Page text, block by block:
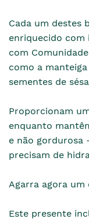
Cada um destes
enriquecido com
com
como a
sementes de
Proporcionam
enquanto
e não gordurosa
precisam de
Agarra agora
Este presente